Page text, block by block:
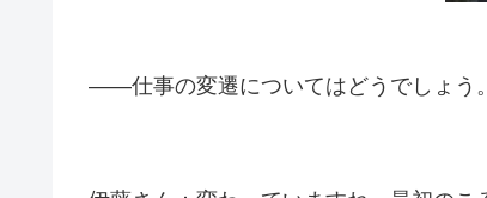
――仕事の変遷についてはどうでしょう